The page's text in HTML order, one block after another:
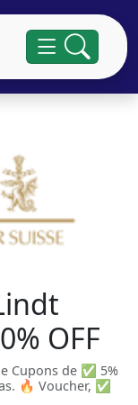
OFF
Cupons de ✅ 5%
🔥 Voucher, ✅